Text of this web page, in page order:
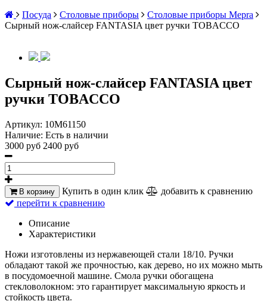
Посуда
Столовые приборы
Столовые приборы Mepra
Сырный нож-слайсер FANTASIA цвет ручки TOBACCO
Сырный нож-слайсер FANTASIA цвет
ручки TOBACCO
Артикул: 10M61150
Наличие: Есть в наличии
3000 руб 2400 руб
В корзину Купить в один клик
добавить к сравнению
перейти к сравнению
Описание
Характеристики
Ножи изготовлены из нержавеющей стали 18/10. Ручки
обладают такой же прочностью, как дерево, но их можно мыть
в посудомоечной машине. Смола ручки обогащена
стекловолокном: это гарантирует максимальную яркость и
стойкость цвета.